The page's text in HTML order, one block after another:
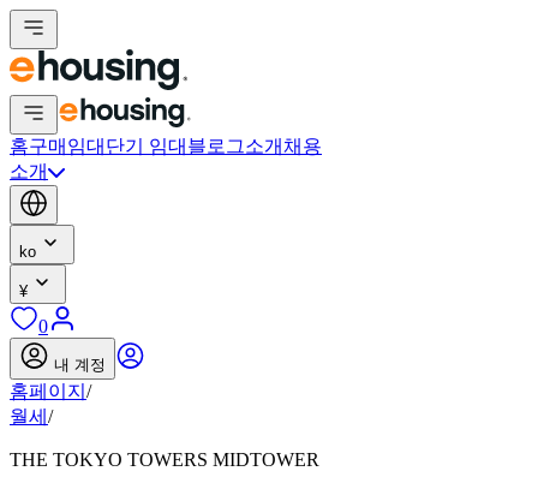
홈구매 임대 단기 임대 블로그소개 채용
소개
ko
¥
0
내 계정
홈페이지 /
월세 /
THE TOKYO TOWERS MIDTOWER